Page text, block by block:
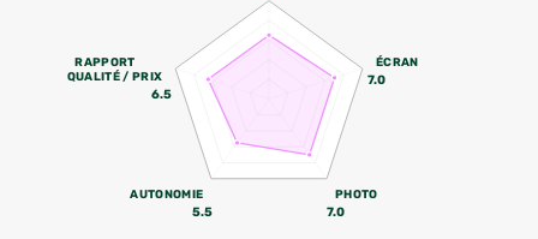
ÉCRAN
7.0
PHOTO
7.0
AUTONOMIE
5.5
RAPPORT
QUALITÉ / PRIX
6.5